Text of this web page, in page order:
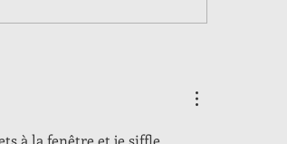
à la fenêtre et je siffle